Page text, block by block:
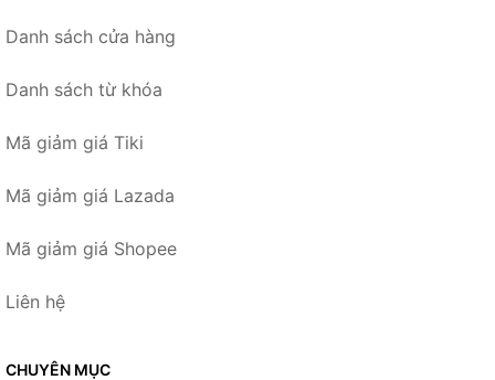
Danh sách cửa hàng
Danh sách từ khóa
Mã giảm giá Tiki
Mã giảm giá Lazada
Mã giảm giá Shopee
Liên hệ
CHUYÊN MỤC